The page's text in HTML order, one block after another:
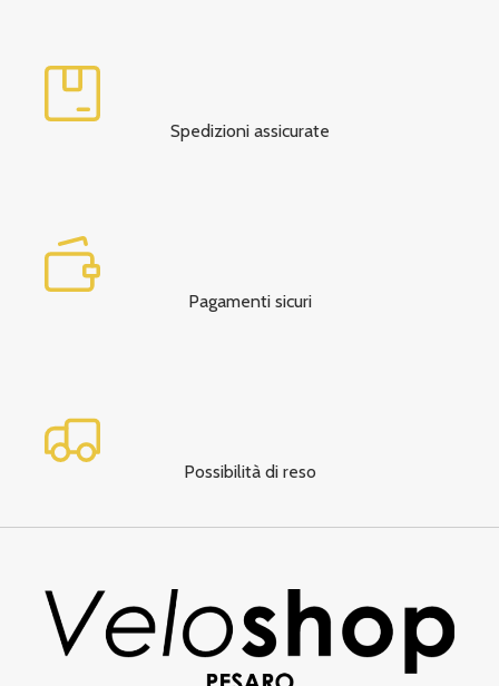
Spedizioni assicurate
Pagamenti sicuri
Possibilità di reso